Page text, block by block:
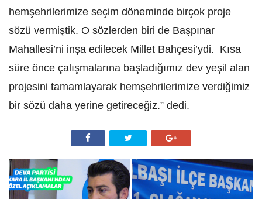
hemşehrilerimize seçim döneminde birçok proje
sözü vermiştik. O sözlerden biri de Başpınar
Mahallesi’ni inşa edilecek Millet Bahçesi’ydi. Kısa
süre önce çalışmalarına başladığımız dev yeşil alan
projesini tamamlayarak hemşehrilerimize verdiğimiz
bir sözü daha yerine getireceğiz.” dedi.